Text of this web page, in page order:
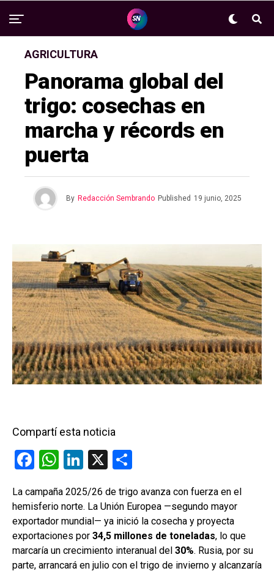
AGRICULTURA
Panorama global del
trigo: cosechas en
marcha y récords en
puerta
By Redacción Sembrando Published 19 junio, 2025
Compartí esta noticia
F
ce
b
o
o
W
at
s
A
p
Li
ke
dI
n
X
m
p
ar
tir
La campaña 2025/26 de trigo avanza con fuerza en el
hemisferio norte. La Unión Europea —segundo mayor
exportador mundial— ya inició la cosecha y proyecta
exportaciones por 34,5 millones de toneladas, lo que
marcaría un crecimiento interanual del 30%. Rusia, por su
parte, arrancará en julio con el trigo de invierno y alcanzaría